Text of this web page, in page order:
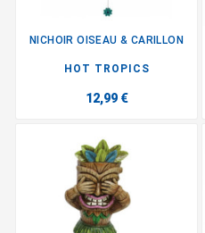
NICHOIR OISEAU & CARILLON
HOT TROPICS
12,99 €